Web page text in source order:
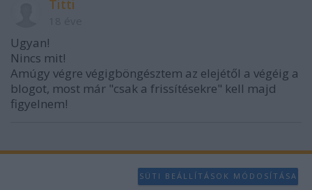
Titti
Ugyan!
Nincs mit!
Amúgy végre végigböngésztem az elejétől a végéig a
blogot, most már "csak a frissítésekre" kell majd
figyelnem!
SÜTI BEÁLLÍTÁSOK MÓDOSÍTÁSA